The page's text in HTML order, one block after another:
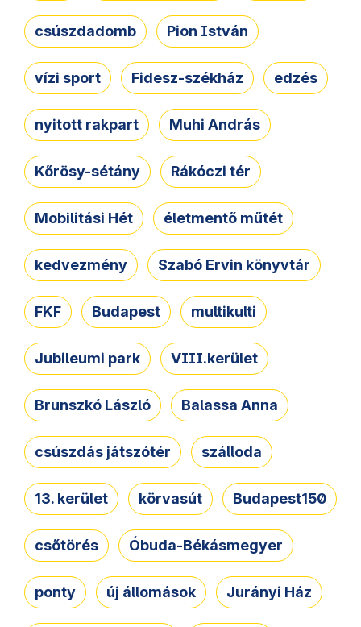
csúszdadomb Pion István
vízi sport Fidesz-székház edzés
nyitott rakpart Muhi András
Kőrösy-sétány Rákóczi tér
Mobilitási Hét életmentő műtét
kedvezmény Szabó Ervin könyvtár
FKF Budapest multikulti
Jubileumi park VIII.kerület
Brunszkó László Balassa Anna
csúszdás játszótér szálloda
13. kerület körvasút Budapest150
csőtörés Óbuda-Békásmegyer
ponty új állomások Jurányi Ház